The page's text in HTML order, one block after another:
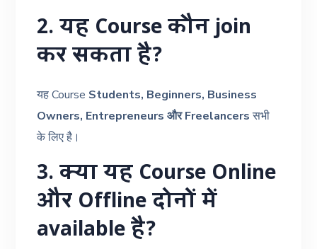
2. यह Course कौन join
कर सकता है?
यह Course Students, Beginners, Business
Owners, Entrepreneurs और Freelancersसभी
के लिए है।
3. क्या यह Course Online
और Offline दोनों में
available है?